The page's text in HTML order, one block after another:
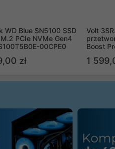
WD Blue SN5100 SSD
M.2 PCIe NVMe Gen4
00CPE0
zł
Volt
Boost
1